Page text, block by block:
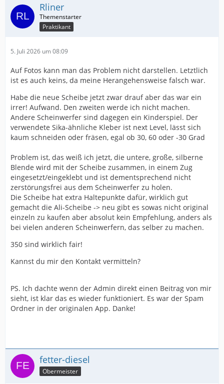
Rliner
Praktikant
5. Juli 2026 um 08:09
Auf Fotos kann man das Problem nicht darstellen. Letztlich
ist es auch keins, da meine Herangehensweise falsch war.
Habe die neue Scheibe jetzt zwar drauf aber das war ein
irrer! Aufwand. Den zweiten werde ich nicht machen.
Andere Scheinwerfer sind dagegen ein Kinderspiel. Der
verwendete Sika-ähnliche Kleber ist next Level, lässt sich
kaum schneiden oder fräsen, egal ob 30, 60 oder -30 Grad
Problem ist, das weiß ich jetzt, die untere, große, silberne
Blende wird mit der Scheibe zusammen, in einem Zug
eingesetzt/eingeklebt und ist dementsprechend nicht
zerstörungsfrei aus dem Scheinwerfer zu holen.
Die Scheibe hat extra Haltepunkte dafür, wirklich gut
gemacht die Ali-Scheibe -> neu gibt es sowas nicht original
einzeln zu kaufen aber absolut kein Empfehlung, anders als
bei vielen anderen Scheinwerfern, das selber zu machen.
350 sind wirklich fair!
Kannst du mir den Kontakt vermitteln?
PS. Ich dachte wenn der Admin direkt einen Beitrag von mir
sieht, ist klar das es wieder funktioniert. Es war der Spam
Ordner in der originalen App. Danke!
fetter-diesel
Obermeister